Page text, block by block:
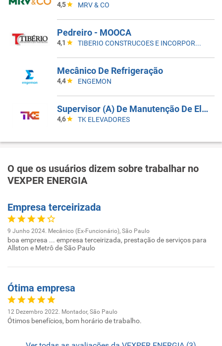
4,5 MRV & CO
Pedreiro - MOOCA
4,1 TIBERIO CONSTRUCOES E INCORPORACOES
Mecânico De Refrigeração
4,4 ENGEMON
Supervisor (A) De Manutenção De Elevadores
4,6 TK ELEVADORES
O que os usuários dizem sobre trabalhar no
VEXPER ENERGIA
Empresa terceirizada
9 Junho 2024. Mecânico (Ex-Funcionário), São Paulo
boa empresa ... empresa terceirizada, prestação de serviços para
Allston e Metrô de São Paulo
Ótima empresa
12 Dezembro 2022. Montador, São Paulo
Ótimos benefícios, bom horário de trabalho.